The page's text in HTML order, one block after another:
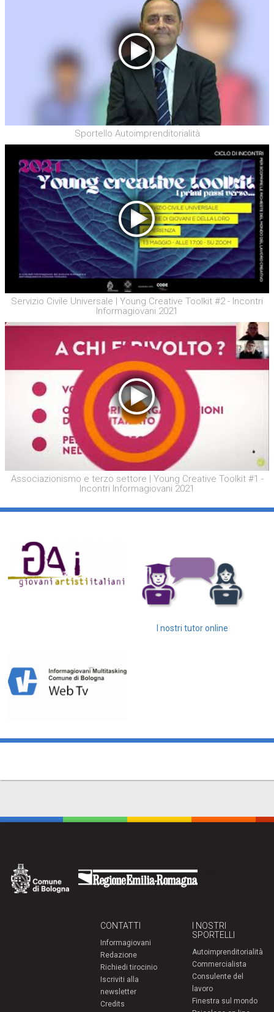
Sportello Autoimprenditorialità
Servizio Civile Universale | Young Creative Toolkit #2 - Incontri
Informagiovani 2021
Associazionismo e terzo settore | Young Creative Toolkit #1 -
Incontri Informagiovani 2021
I nostri tutor online
CONTATTI
Informagiovani
Redazione
Richiedi tirocinio
Iscriviti alla
newsletter
Credits
I NOSTRI
SPORTELLI
Autoimprenditorialità
Commercialista
Consulente del
lavoro
Finestra sul mondo